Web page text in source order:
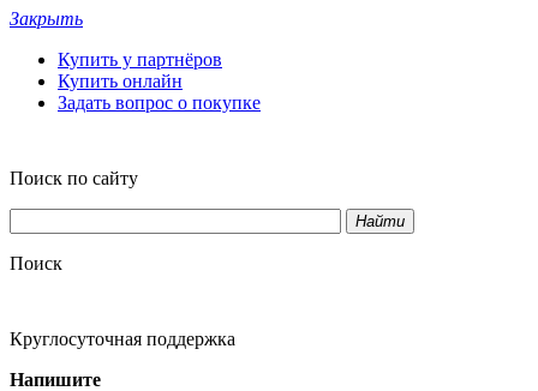
Закрыть
Купить у партнёров
Купить онлайн
Задать вопрос о покупке
Поиск по сайту
Найти
Поиск
Круглосуточная поддержка
Напишите